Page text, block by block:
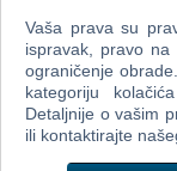
Popularno
Returnal (PS 5)
Resident Evil
The Nioh
Vaša prava su
ispravak, pravo
ograničenje
kategoriju
Detaljnije o vašim
ili kontaktirajte